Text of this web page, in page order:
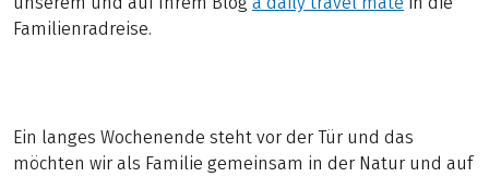
Familienradreise.
Ein langes Wochenende steht vor der Tür und das
möchten wir als Familie gemeinsam in der Natur und auf